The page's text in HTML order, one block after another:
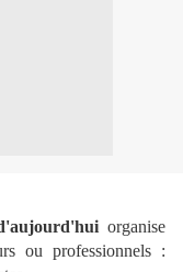
organise
ou professionnels :